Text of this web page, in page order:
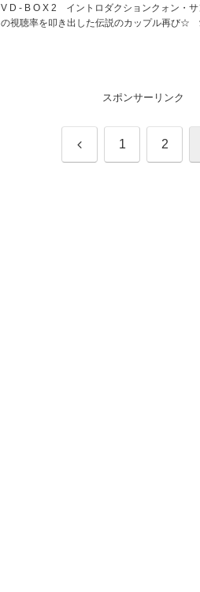
V D - B O X 2 イントロダクションクォン・
の視聴率を叩き出した伝説のカップル再び☆
スポンサーリンク
前 1 2